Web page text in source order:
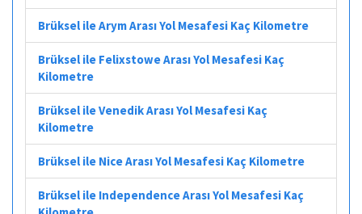
Brüksel ile Arym Arası Yol Mesafesi Kaç Kilometre
Brüksel ile Felixstowe Arası Yol Mesafesi Kaç
Kilometre
Brüksel ile Venedik Arası Yol Mesafesi Kaç
Kilometre
Brüksel ile Nice Arası Yol Mesafesi Kaç Kilometre
Brüksel ile Independence Arası Yol Mesafesi Kaç